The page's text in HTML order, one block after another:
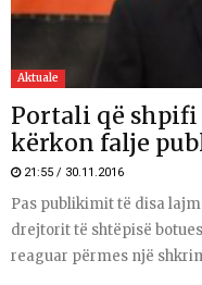
Aktuale
Portali që
kërkon falje
21:55 / 30.11.2016
Pas publikimit të disa
drejtorit të shtëpisë
reaguar përmes një